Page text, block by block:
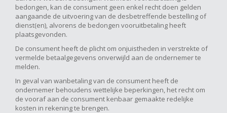
bedongen, kan de consument geen enkel recht doen gelden
aangaande de uitvoering van de desbetreffende bestelling of
dienst(en), alvorens de bedongen vooruitbetaling heeft
plaatsgevonden.
De consument heeft de plicht om onjuistheden in verstrekte of
vermelde betaalgegevens onverwijld aan de ondernemer te
melden.
In geval van wanbetaling van de consument heeft de
ondernemer behoudens wettelijke beperkingen, het recht om
de vooraf aan de consument kenbaar gemaakte redelijke
kosten in rekening te brengen.